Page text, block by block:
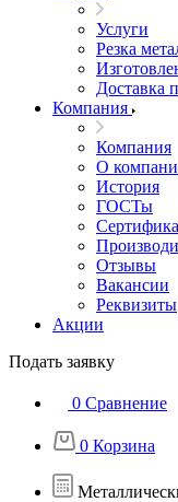
Услуги
Резка
Доставка
Компания
Компания
О
История
ГОСТы
Отзывы
Вакансии
Реквизиты
Акции
Подать заявку
0 Сравнение
0 Корзина